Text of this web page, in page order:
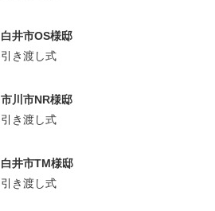
白井市OS様邸
引き渡し式
市川市NR様邸
引き渡し式
白井市TM様邸
引き渡し式